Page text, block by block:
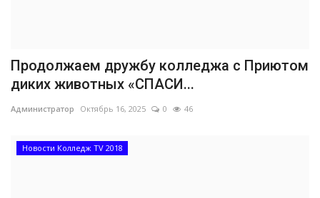
Продолжаем дружбу колледжа с Приютом
диких животных «СПАСИ...
Администратор Октябрь 16, 2025 0 46
Новости Колледж TV 2018